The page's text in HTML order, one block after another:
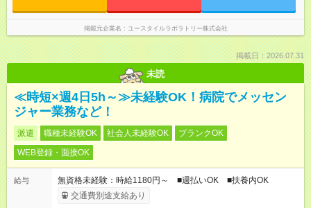
掲載元企業名 ユースタイルラボラトリー株式会社
掲載日：2026.07.31
未読
≪時短×週4日5h～≫未経験OK！病院でメッセン
ジャー業務など！
派遣 職種未経験OK 社会人未経験OK
ブランクOK
WEB登録・面接OK
給与
無資格未経験：時給1180円～ ■週払いOK ■扶養内OK
交通費別途支給あり